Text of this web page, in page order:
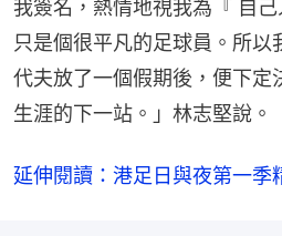
我簽名，熱情地視我為『 自
只是個很平凡的足球員。所以
代夫放了一個假期後，便下定
生涯的下一站。」林志堅說。
延伸閱讀：港足日與夜第一季